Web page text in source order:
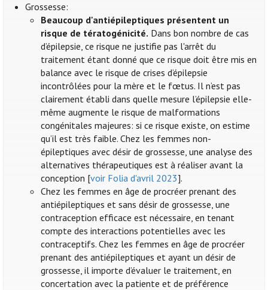
Grossesse:
Beaucoup d'antiépileptiques présentent un
risque de tératogénicité. Dans bon nombre de cas
d’épilepsie, ce risque ne justifie pas l'arrêt du
traitement étant donné que ce risque doit être mis en
balance avec le risque de crises d’épilepsie
incontrôlées pour la mère et le fœtus. Il n’est pas
clairement établi dans quelle mesure l’épilepsie elle-
même augmente le risque de malformations
congénitales majeures: si ce risque existe, on estime
qu’il est très faible. Chez les femmes non-
épileptiques avec désir de grossesse, une analyse des
alternatives thérapeutiques est à réaliser avant la
conception [voir Folia d'avril 2023].
Chez les femmes en âge de procréer prenant des
antiépileptiques et sans désir de grossesse, une
contraception efficace est nécessaire, en tenant
compte des interactions potentielles avec les
contraceptifs. Chez les femmes en âge de procréer
prenant des antiépileptiques et ayant un désir de
grossesse, il importe d’évaluer le traitement, en
concertation avec la patiente et de préférence